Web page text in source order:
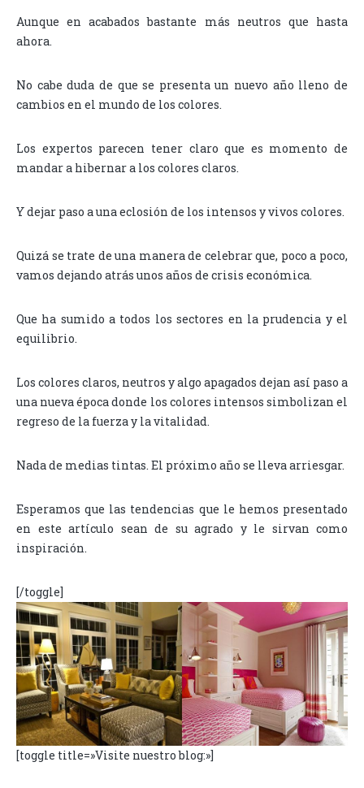
Aunque en acabados bastante más neutros que hasta
ahora.
No cabe duda de que se presenta un nuevo año lleno de
cambios en el mundo de los colores.
Los expertos parecen tener claro que es momento de
mandar a hibernar a los colores claros.
Y dejar paso a una eclosión de los intensos y vivos colores.
Quizá se trate de una manera de celebrar que, poco a poco,
vamos dejando atrás unos años de crisis económica.
Que ha sumido a todos los sectores en la prudencia y el
equilibrio.
Los colores claros, neutros y algo apagados dejan así paso a
una nueva época donde los colores intensos simbolizan el
regreso de la fuerza y la vitalidad.
Nada de medias tintas. El próximo año se lleva arriesgar.
Esperamos que las tendencias que le hemos presentado
en este artículo sean de su agrado y le sirvan como
inspiración.
[/toggle]
[toggle title=»Visite nuestro blog:»]